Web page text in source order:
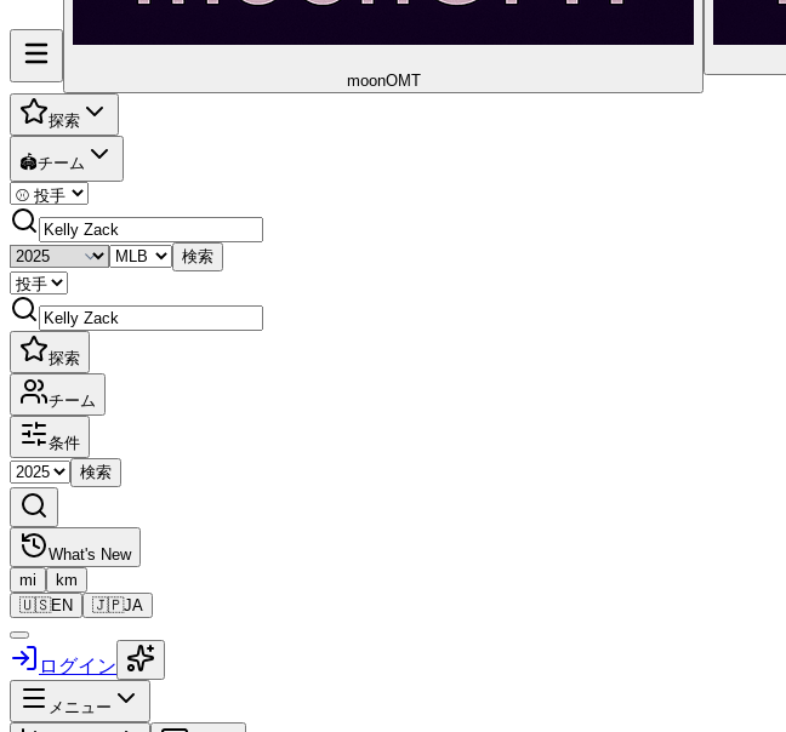
moonOMT
探索
🏟️チーム
検索
探索
チーム
条件
検索
What's New
mi
km
🇺🇸EN 🇯🇵JA
ログイン
メニュー